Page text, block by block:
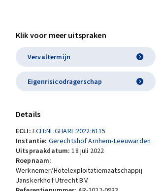
Klik voor meer uitspraken
Vervaltermijn
Eigenrisicodragerschap
Details
ECLI: ECLI:NL:GHARL:2022:6115
Instantie: Gerechtshof Arnhem-Leeuwarden
Uitspraakdatum:18 juli 2022
Roepnaam:
Werknemer/Hotelexploitatiemaatschappij
Janskerkhof Utrecht B.V.